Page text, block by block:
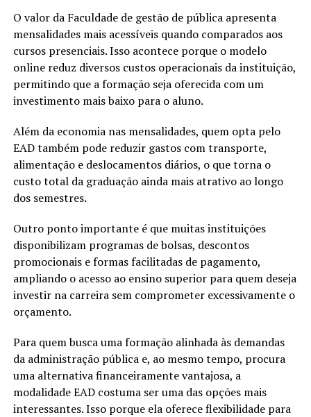
O valor da Faculdade de gestão de pública apresenta
mensalidades mais acessíveis quando comparados aos
cursos presenciais. Isso acontece porque o modelo
online reduz diversos custos operacionais da instituição,
permitindo que a formação seja oferecida com um
investimento mais baixo para o aluno.
Além da economia nas mensalidades, quem opta pelo
EAD também pode reduzir gastos com transporte,
alimentação e deslocamentos diários, o que torna o
custo total da graduação ainda mais atrativo ao longo
dos semestres.
Outro ponto importante é que muitas instituições
disponibilizam programas de bolsas, descontos
promocionais e formas facilitadas de pagamento,
ampliando o acesso ao ensino superior para quem deseja
investir na carreira sem comprometer excessivamente o
orçamento.
Para quem busca uma formação alinhada às demandas
da administração pública e, ao mesmo tempo, procura
uma alternativa financeiramente vantajosa, a
modalidade EAD costuma ser uma das opções mais
interessantes. Isso porque ela oferece flexibilidade para